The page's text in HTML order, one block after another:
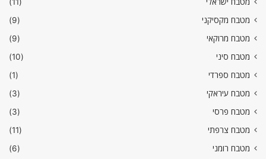
מטבח ישראלי
(11)
מטבח מקסיקני
(9)
מטבח מרוקאי
(9)
מטבח סיני
(10)
מטבח ספרדי
(1)
מטבח עיראקי
(3)
מטבח פרסי
(3)
מטבח צרפתי
(11)
מטבח רומני
(6)